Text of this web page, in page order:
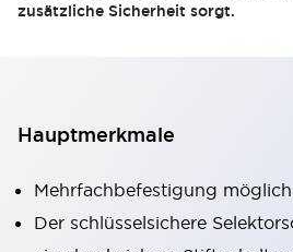
zusätzliche Sicherheit sorgt.
Hauptmerkmale
Mehrfachbefestigung möglich
Der schlüsselsichere